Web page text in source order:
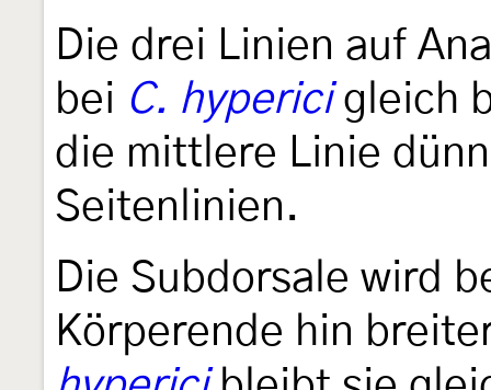
Die drei Linien auf
bei C. hypericigleich
die mittlere Linie
Seitenlinien.
Die Subdorsale wird
Körperende hin